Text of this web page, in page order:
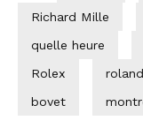
Richard Mille
quelle heure
Rolex
bovet